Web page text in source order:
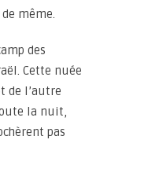
même.
des
Cette nuée
de l’autre
la nuit,
pas